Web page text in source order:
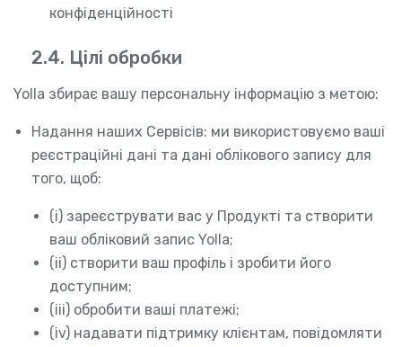
конфіденційності
2.4. Цілі обробки
Yolla збирає вашу персональну інформацію з метою:
Надання наших Сервісів: ми використовуємо ваші
реєстраційні дані та дані облікового запису для
того, щоб:
(i) зареєструвати вас у Продукті та створити
ваш обліковий запис Yolla;
(ii) створити ваш профіль і зробити його
доступним;
(iii) обробити ваші платежі;
(iv) надавати підтримку клієнтам, повідомляти